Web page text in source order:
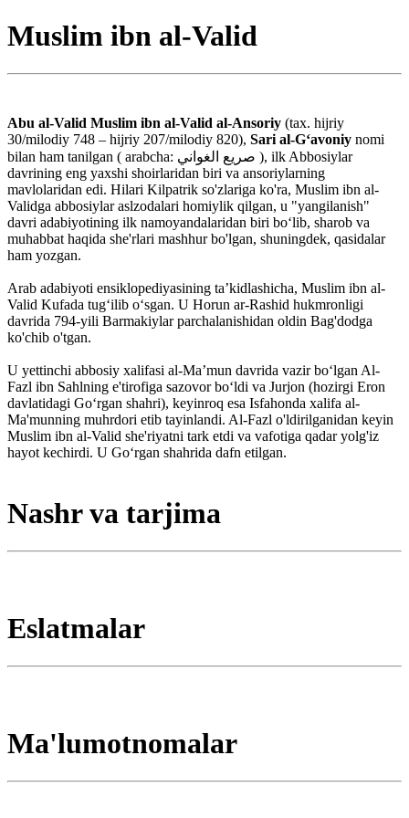
Muslim ibn al-Valid
Abu al-Valid Muslim ibn al-Valid al-Ansoriy (tax. hijriy
30/milodiy 748 – hijriy 207/milodiy 820), Sari al-G‘avoniy nomi
bilan ham tanilgan ( arabcha: صريع الغواني ), ilk Abbosiylar
davrining eng yaxshi shoirlaridan biri va ansoriylarning
mavlolaridan edi. Hilari Kilpatrik so'zlariga ko'ra, Muslim ibn al-
Validga abbosiylar aslzodalari homiylik qilgan, u "yangilanish"
davri adabiyotining ilk namoyandalaridan biri boʻlib, sharob va
muhabbat haqida she'rlari mashhur bo'lgan, shuningdek, qasidalar
ham yozgan.
Arab adabiyoti ensiklopediyasining taʼkidlashicha, Muslim ibn al-
Valid Kufada tugʻilib oʻsgan. U Horun ar-Rashid hukmronligi
davrida 794-yili Barmakiylar parchalanishidan oldin Bag'dodga
ko'chib o'tgan.
U yettinchi abbosiy xalifasi al-Maʼmun davrida vazir boʻlgan Al-
Fazl ibn Sahlning e'tirofiga sazovor boʻldi va Jurjon (hozirgi Eron
davlatidagi Goʻrgan shahri), keyinroq esa Isfahonda xalifa al-
Ma'munning muhrdori etib tayinlandi. Al-Fazl o'ldirilganidan keyin
Muslim ibn al-Valid she'riyatni tark etdi va vafotiga qadar yolg'iz
hayot kechirdi. U Goʻrgan shahrida dafn etilgan.
Nashr va tarjima
Eslatmalar
Ma'lumotnomalar